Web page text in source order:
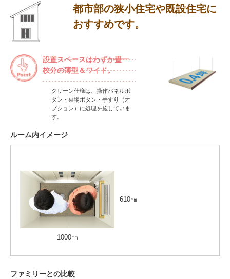
都市部の狭小住宅や既設住宅に
おすすめです。
設置スペースはわずか畳一
枚分の薄型＆ワイド。
クリーン仕様は、操作パネルボ
タン・乗場ボタン・手すり（オ
プション）に処理を施していま
す。
ルーム内イメージ
610㎜
1000㎜
ファミリーとの比較